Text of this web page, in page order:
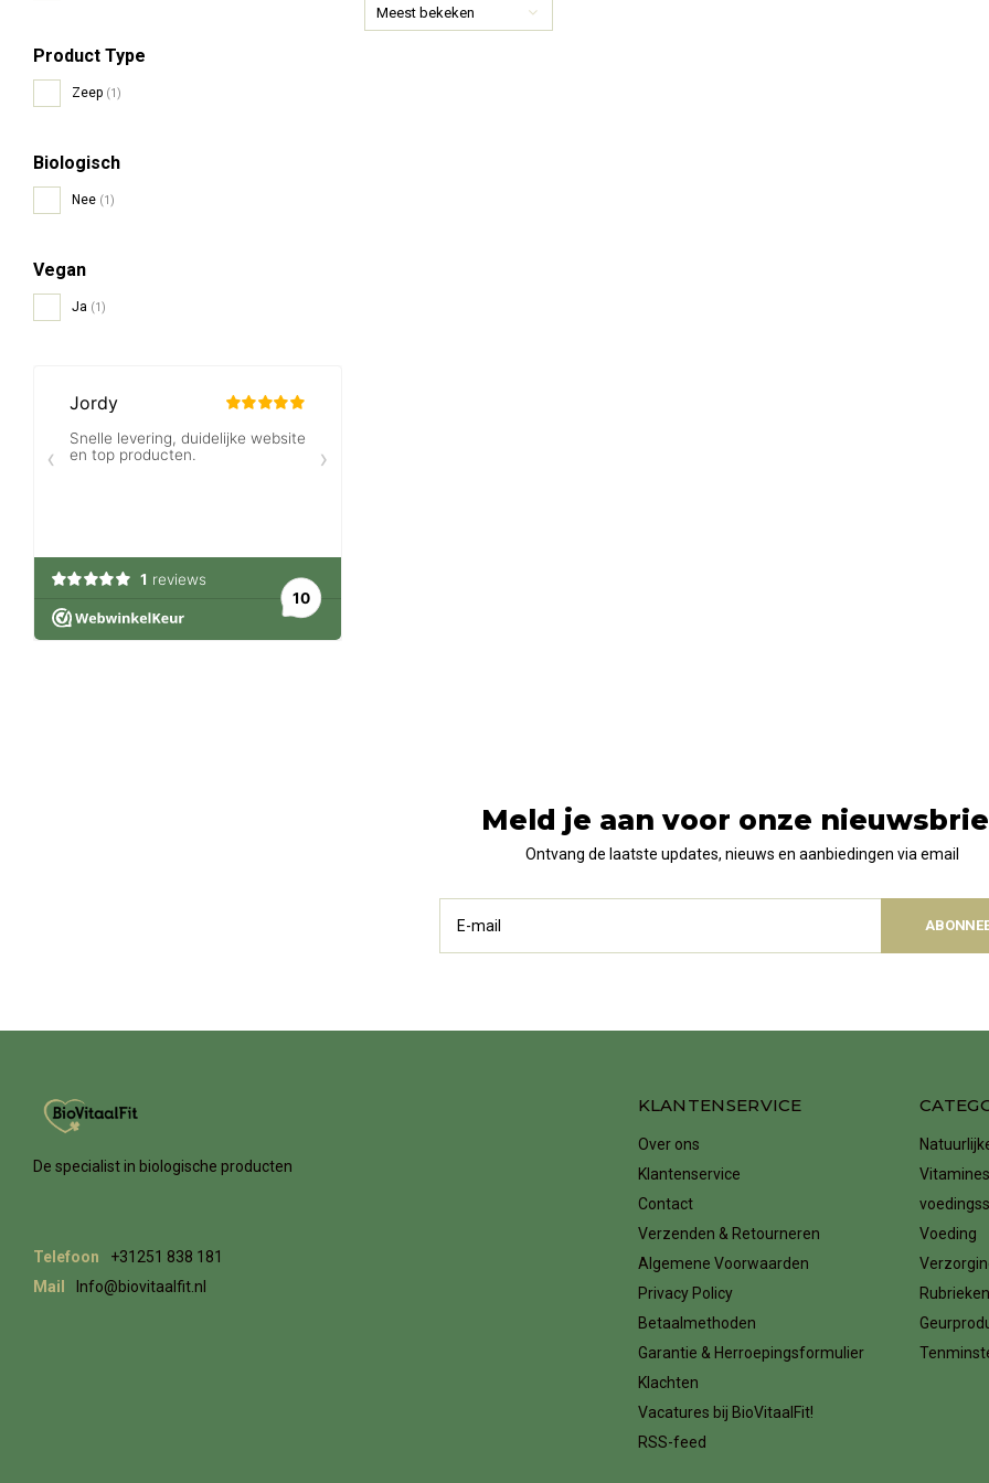
Product Type
Zeep (1)
Biologisch
Nee (1)
Vegan
Ja (1)
Meest bekeken
Meld je aan voor onze
Ontvang de laatste updates, nieuws en aanbiedingen via email
De specialist in biologische producten
Telefoon
+31251 838 181
Mail
Info@biovitaalfit.nl
KLANTENSERVICE
Over ons
Klantenservice
Contact
Verzenden & Retourneren
Algemene Voorwaarden
Privacy Policy
Betaalmethoden
Garantie & Herroepingsformulier
Klachten
Vacatures bij BioVitaalFit!
RSS-feed
Voeding
Rubrieken